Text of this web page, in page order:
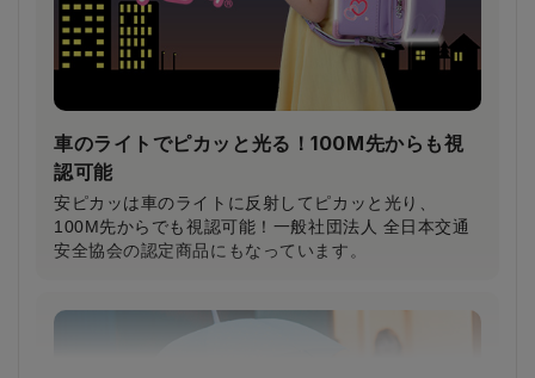
小学生から支持される圧倒的な背負い心地
車のライトでピカッと光る！100M先からも視
認可能
安ピカッは車のライトに反射してピカッと光り、
100M先からでも視認可能！一般社団法人 全日本交通
安全協会の認定商品にもなっています。